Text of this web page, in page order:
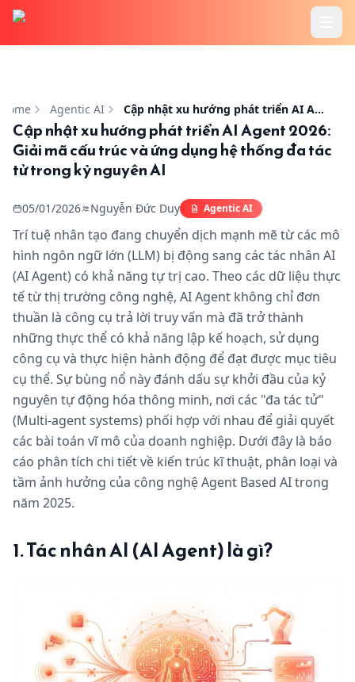
Tính Năng
Cookbook
Hướng Dẫn
Blog
Đăng Nhập
Home Agentic AI Cập nhật xu hướng phát triển AI Agent 2026: Giải mã cấu trúc và ứng dụng hệ thống đa tác tử trong kỷ nguyên AI
Cập nhật xu hướng phát triển AI Agent 2026:
Giải mã cấu trúc và ứng dụng hệ thống đa tác
tử trong kỷ nguyên AI
05/01/2026 Nguyễn Đức Duy Agentic AI
Trí tuệ nhân tạo đang chuyển dịch mạnh mẽ từ các mô
hình ngôn ngữ lớn (LLM) bị động sang các tác nhân AI
(AI Agent) có khả năng tự trị cao. Theo các dữ liệu thực
tế từ thị trường công nghệ, AI Agent không chỉ đơn
thuần là công cụ trả lời truy vấn mà đã trở thành
những thực thể có khả năng lập kế hoạch, sử dụng
công cụ và thực hiện hành động để đạt được mục tiêu
cụ thể. Sự bùng nổ này đánh dấu sự khởi đầu của kỷ
nguyên tự động hóa thông minh, nơi các "đa tác tử"
(Multi-agent systems) phối hợp với nhau để giải quyết
các bài toán vĩ mô của doanh nghiệp. Dưới đây là báo
cáo phân tích chi tiết về kiến trúc kĩ thuật, phân loại và
tầm ảnh hưởng của công nghệ Agent Based AI trong
năm 2025.
1. Tác nhân AI (AI Agent) là gì?